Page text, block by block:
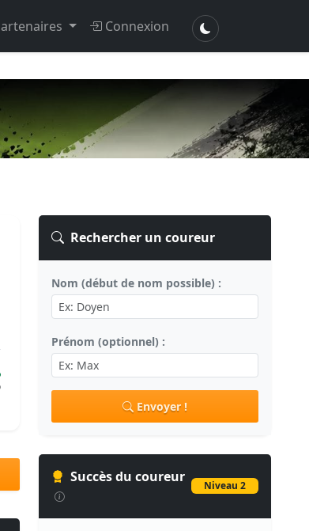
Connexion
Rechercher un coureur
Nom (début de nom possible) :
Prénom (optionnel) :
Envoyer !
Succès du coureur
Niveau 2